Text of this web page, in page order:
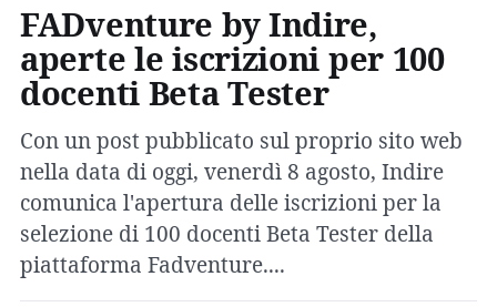
FADventure by Indire,
aperte le iscrizioni per 100
docenti Beta Tester
Con un post pubblicato sul proprio sito web
nella data di oggi, venerdì 8 agosto, Indire
comunica l'apertura delle iscrizioni per la
selezione di 100 docenti Beta Tester della
piattaforma Fadventure....